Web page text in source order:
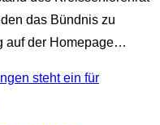
das Bündnis zu
auf der Homepage…
steht ein für